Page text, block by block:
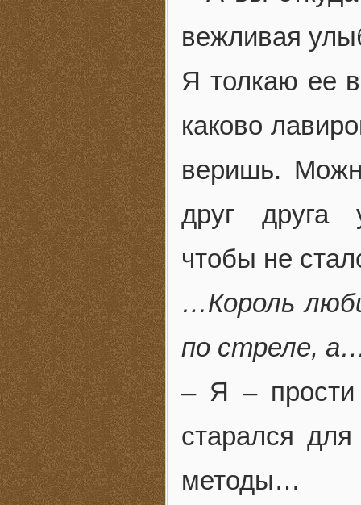
вежливая
Я толкаю ее
каково
веришь.
друг друга
чтобы не
…Король
по стреле,
– Я –
старался
методы…